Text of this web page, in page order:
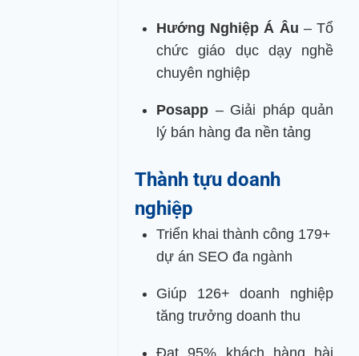
Hướng Nghiệp Á Âu – Tổ
chức giáo dục dạy nghề
chuyên nghiệp
Posapp – Giải pháp quản
lý bán hàng đa nền tảng
Thành tựu doanh
nghiệp
Triển khai thành công 179+
dự án SEO đa ngành
Giúp 126+ doanh nghiệp
tăng trưởng doanh thu
Đạt 95% khách hàng hài